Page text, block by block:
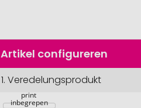
Artikel configureren
1.Veredelungsprodukt
zakje, robinia,
print
inbegrepen